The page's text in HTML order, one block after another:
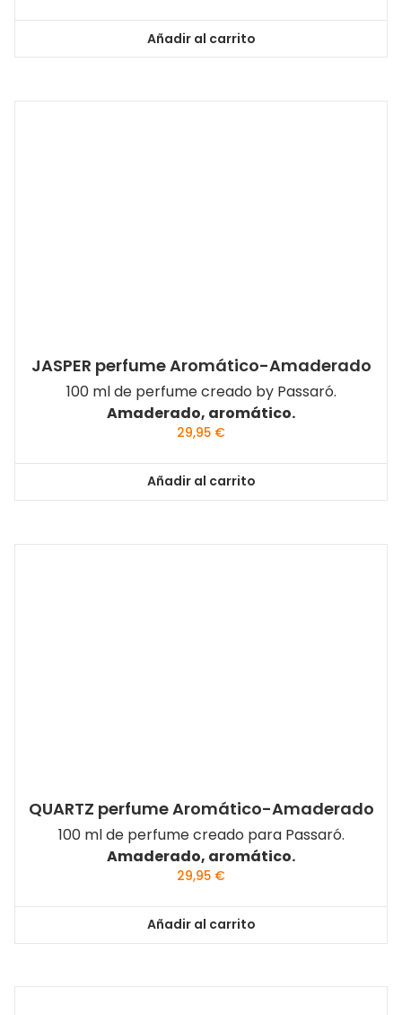
Añadir al carrito
JASPER perfume Aromático-Amaderado
100 ml de perfume creado by Passaró.
Amaderado, aromático.
29,95 €
Añadir al carrito
QUARTZ perfume Aromático-Amaderado
100 ml de perfume creado para Passaró.
Amaderado, aromático.
29,95 €
Añadir al carrito